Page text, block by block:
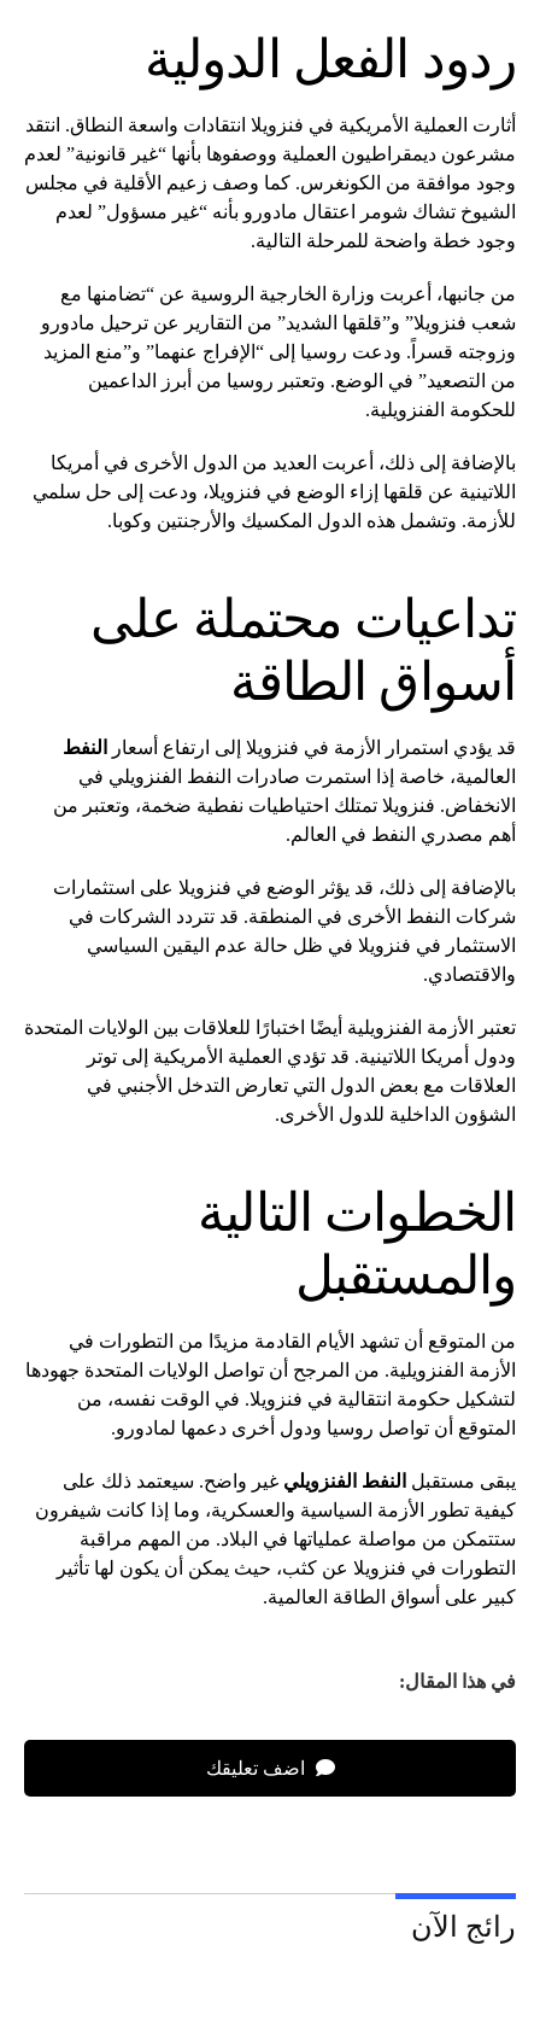
ردود الفعل الدولية
أثارت العملية الأمريكية في فنزويلا انتقادات واسعة النطاق. انتقد
مشرعون ديمقراطيون العملية ووصفوها بأنها “غير قانونية” لعدم
وجود موافقة من الكونغرس. كما وصف زعيم الأقلية في مجلس
الشيوخ تشاك شومر اعتقال مادورو بأنه “غير مسؤول” لعدم
وجود خطة واضحة للمرحلة التالية.
من جانبها، أعربت وزارة الخارجية الروسية عن “تضامنها مع
شعب فنزويلا” و”قلقها الشديد” من التقارير عن ترحيل مادورو
وزوجته قسراً. ودعت روسيا إلى “الإفراج عنهما” و”منع المزيد
من التصعيد” في الوضع. وتعتبر روسيا من أبرز الداعمين
للحكومة الفنزويلية.
بالإضافة إلى ذلك، أعربت العديد من الدول الأخرى في أمريكا
اللاتينية عن قلقها إزاء الوضع في فنزويلا، ودعت إلى حل سلمي
للأزمة. وتشمل هذه الدول المكسيك والأرجنتين وكوبا.
تداعيات محتملة على
أسواق الطاقة
قد يؤدي استمرار الأزمة في فنزويلا إلى ارتفاع أسعار
النفط
العالمية، خاصة إذا استمرت صادرات النفط الفنزويلي في
الانخفاض. فنزويلا تمتلك احتياطيات نفطية ضخمة، وتعتبر من
أهم مصدري النفط في العالم.
بالإضافة إلى ذلك، قد يؤثر الوضع في فنزويلا على استثمارات
شركات النفط الأخرى في المنطقة. قد تتردد الشركات في
الاستثمار في فنزويلا في ظل حالة عدم اليقين السياسي
والاقتصادي.
تعتبر الأزمة الفنزويلية أيضًا اختبارًا للعلاقات بين الولايات المتحدة
ودول أمريكا اللاتينية. قد تؤدي العملية الأمريكية إلى توتر
العلاقات مع بعض الدول التي تعارض التدخل الأجنبي في
الشؤون الداخلية للدول الأخرى.
الخطوات التالية
والمستقبل
من المتوقع أن تشهد الأيام القادمة مزيدًا من التطورات في
الأزمة الفنزويلية. من المرجح أن تواصل الولايات المتحدة جهودها
لتشكيل حكومة انتقالية في فنزويلا. في الوقت نفسه، من
المتوقع أن تواصل روسيا ودول أخرى دعمها لمادورو.
يبقى مستقبل النفط الفنزويلي غير واضح. سيعتمد ذلك على
كيفية تطور الأزمة السياسية والعسكرية، وما إذا كانت شيفرون
ستتمكن من مواصلة عملياتها في البلاد. من المهم مراقبة
التطورات في فنزويلا عن كثب، حيث يمكن أن يكون لها تأثير
كبير على أسواق الطاقة العالمية.
في هذا المقال:
اضف تعليقك
رائج الآن